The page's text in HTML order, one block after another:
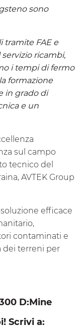
sono
tramite FAE e
ricambi,
i tempi di fermo
formazione
in grado di
e un
sul campo
tecnico del
AVTEK Group
efficace
contaminati e
dei terreni per
D:Mine
Scrivi a: